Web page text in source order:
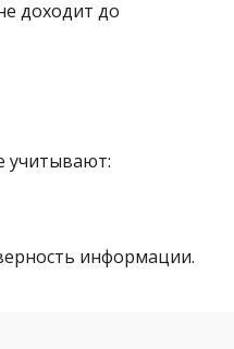
доходит до
учитывают:
информации.